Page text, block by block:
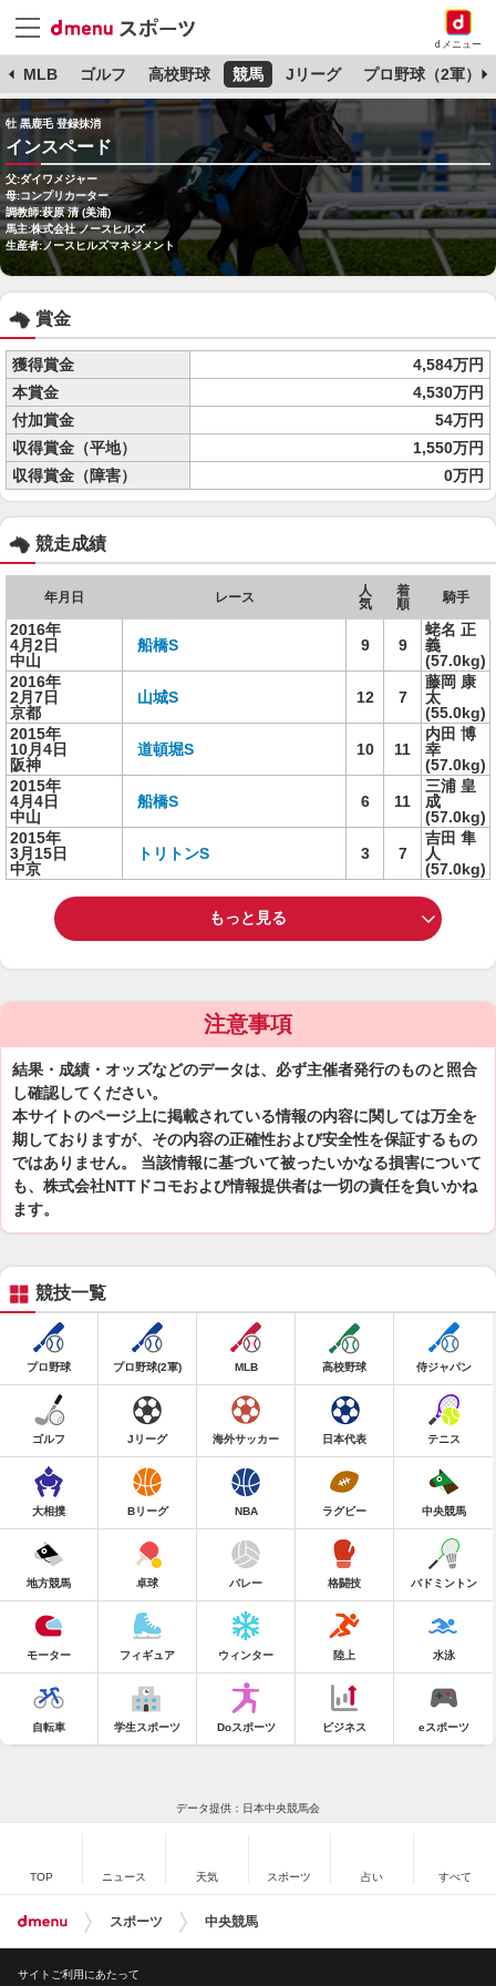
dメニュー
MLB ゴルフ 高校野球 競馬 Jリーグ プロ野球（2軍）
牡 黒鹿毛 登録抹消
インスペード
父:ダイワメジャー
母:コンプリカーター
調教師:萩原 清 (美浦)
馬主:株式会社 ノースヒルズ
生産者:ノースヒルズマネジメント
賞金
獲得賞金
4,584万円
本賞金
4,530万円
付加賞金
54万円
収得賞金（平地）
1,550万円
収得賞金（障害）
0万円
競走成績
年月日 レース
人
気
着
順
騎手
2016年
4月2日
中山
船橋S 9 9
蛯名 正
義
(57.0kg)
2016年
2月7日
京都
山城S 12 7
藤岡 康
太
(55.0kg)
2015年
10月4日
阪神
道頓堀S 10 11
内田 博
幸
(57.0kg)
2015年
4月4日
中山
船橋S 6 11
三浦 皇
成
(57.0kg)
2015年
3月15日
中京
トリトンS 3 7
吉田 隼
人
(57.0kg)
もっと見る
注意事項
結果・成績・オッズなどのデータは、必ず主催者発行のものと照合
し確認してください。
本サイトのページ上に掲載されている情報の内容に関しては万全を
期しておりますが、その内容の正確性および安全性を保証するもの
ではありません。 当該情報に基づいて被ったいかなる損害について
も、株式会社NTTドコモおよび情報提供者は一切の責任を負いかね
ます。
競技一覧
プロ野球 プロ野球(2軍) MLB 高校野球 侍ジャパン
ゴルフ Jリーグ 海外サッカー 日本代表 テニス
大相撲 Bリーグ NBA ラグビー 中央競馬
地方競馬 卓球 バレー 格闘技 バドミントン
モーター フィギュア ウィンター 陸上 水泳
自転車 学生スポーツ Doスポーツ ビジネス eスポーツ
データ提供：日本中央競馬会
TOP ニュース 天気 スポーツ 占い すべて
スポーツ 中央競馬
サイトご利用にあたって